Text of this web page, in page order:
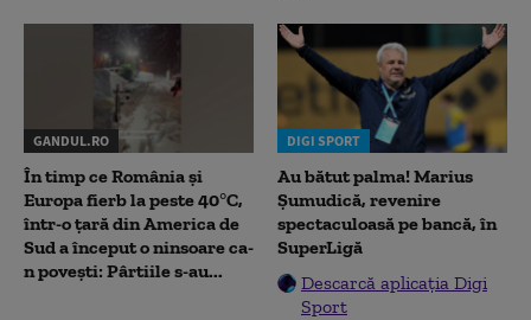
GANDUL.RO
În timp ce România și
Europa fierb la peste 40°C,
într-o țară din America de
Sud a început o ninsoare ca-
n povești: Pârtiile s-au...
DIGI SPORT
Au bătut palma! Marius
Șumudică, revenire
spectaculoasă pe bancă, în
SuperLigă
Descarcă aplicația Digi
Sport